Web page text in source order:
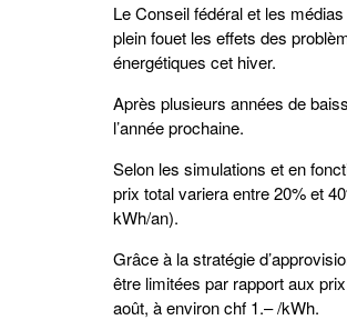
Le Conseil fédéral et les
plein fouet les effets des
énergétiques cet hiver.
Après plusieurs années de
l’année prochaine.
Selon les simulations et en
prix total variera entre 20% et
kWh/an).
Grâce à la stratégie
être limitées par rapport aux
août, à environ chf 1.– /kWh.